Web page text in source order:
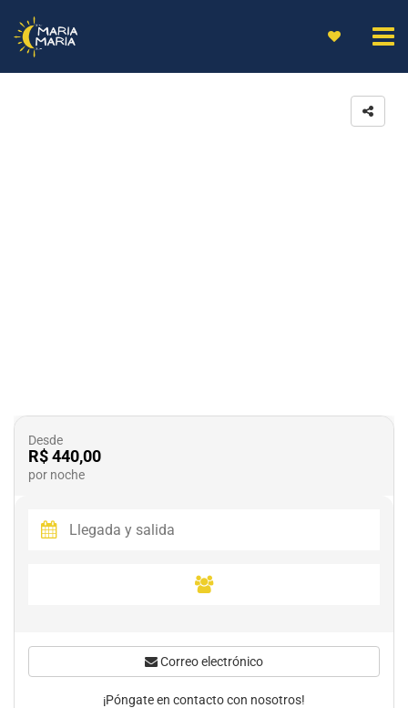
Desde
R$ 440,00
por noche
Correo electrónico
¡Póngate en contacto con nosotros!